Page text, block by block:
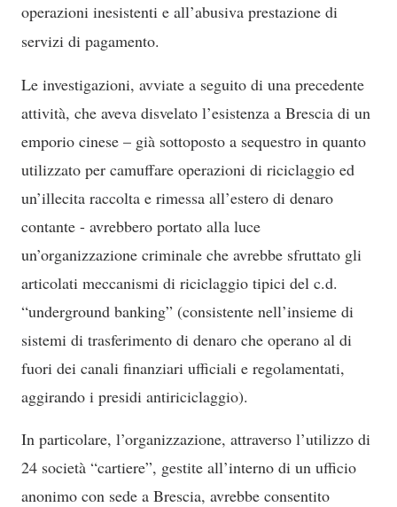
operazioni inesistenti e all’abusiva prestazione di
servizi di pagamento.
Le investigazioni, avviate a seguito di una precedente
attività, che aveva disvelato l’esistenza a Brescia di un
emporio cinese – già sottoposto a sequestro in quanto
utilizzato per camuffare operazioni di riciclaggio ed
un’illecita raccolta e rimessa all’estero di denaro
contante - avrebbero portato alla luce
un’organizzazione criminale che avrebbe sfruttato gli
articolati meccanismi di riciclaggio tipici del c.d.
“underground banking” (consistente nell’insieme di
sistemi di trasferimento di denaro che operano al di
fuori dei canali finanziari ufficiali e regolamentati,
aggirando i presidi antiriciclaggio).
In particolare, l’organizzazione, attraverso l’utilizzo di
24 società “cartiere”, gestite all’interno di un ufficio
anonimo con sede a Brescia, avrebbe consentito